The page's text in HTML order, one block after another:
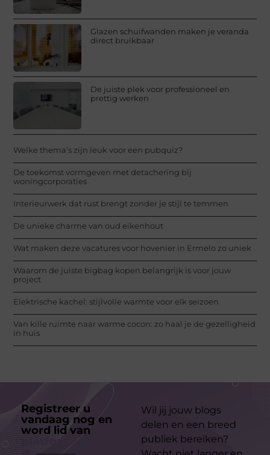
Glazen schuifwanden maken je veranda
direct bruikbaar
De juiste plek voor professioneel en
prettig werken
Welke thema’s zijn leuk voor een pubquiz?
De toekomst vormgeven met detachering bij
woningcorporaties
Interieurwerk dat rust brengt zonder je stijl te temmen
De unieke charme van oud eikenhout
Wat maken deze vacatures voor hovenier in Ermelo zo uniek
Waarom de juiste bigbag kopen belangrijk is voor jouw
project
Elektrische kachel: stijlvolle warmte voor elk seizoen
Van kille ruimte naar warme cocon: zo haal je de gezelligheid
in huis
Registreer u
vandaag nog en
word lid van
Wil jij jouw blogs
delen en een breed
publiek bereiken?